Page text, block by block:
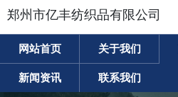
郑州市亿丰纺织品有限公司
网站首页 关于我们
新闻资讯 联系我们